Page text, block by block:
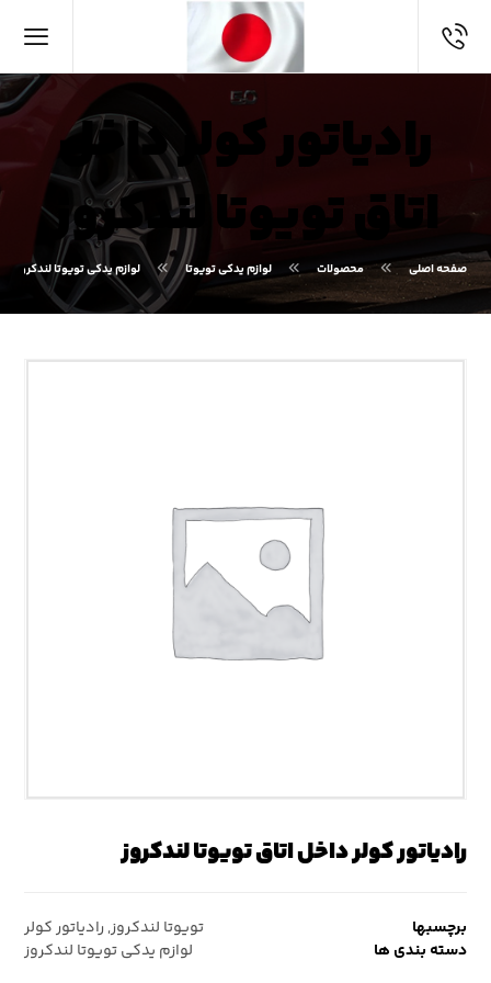
رادیاتور کولر داخل
اتاق تویوتا لندکروز
صفحه اصلی محصولات لوازم یدکی تویوتا لوازم یدکی تویوتا لندکروز
رادیاتور کولر داخل اتاق تویوتا لندکروز
برچسبها تویوتا لندکروز,رادیاتور کولر
دسته بندی ها
لوازم یدکی تویوتا لندکروز